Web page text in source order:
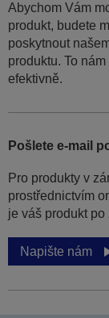
Abychom Vám
produkt, budete
poskytnout
produktu. To
efektivně.
Pošlete e-mail
Pro produkty v
prostřednictvím
je váš produkt
Napište nám